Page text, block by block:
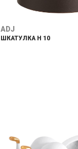
ADJ
ШКАТУЛКА H 10